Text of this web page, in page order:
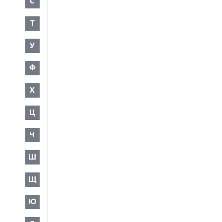
Т
У
Ф
Х
Ц
Ч
Ш
Щ
Ю